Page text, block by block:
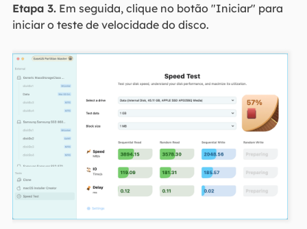
Etapa 3.Em seguida, clique no botão "Iniciar" para
iniciar o teste de velocidade do disco.